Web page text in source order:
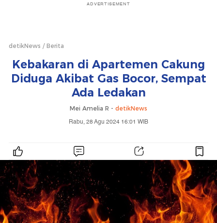
ADVERTISEMENT
detikNews Berita
Kebakaran di Apartemen Cakung
Diduga Akibat Gas Bocor, Sempat
Ada Ledakan
Mei Amelia R - detikNews
Rabu, 28 Agu 2024 16:01 WIB